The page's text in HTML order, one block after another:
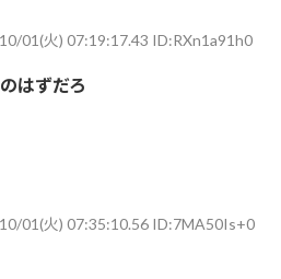
01(火) 07:19:17.43 ID:RXn1a91h0
はずだろ
01(火) 07:35:10.56 ID:7MA50Is+0